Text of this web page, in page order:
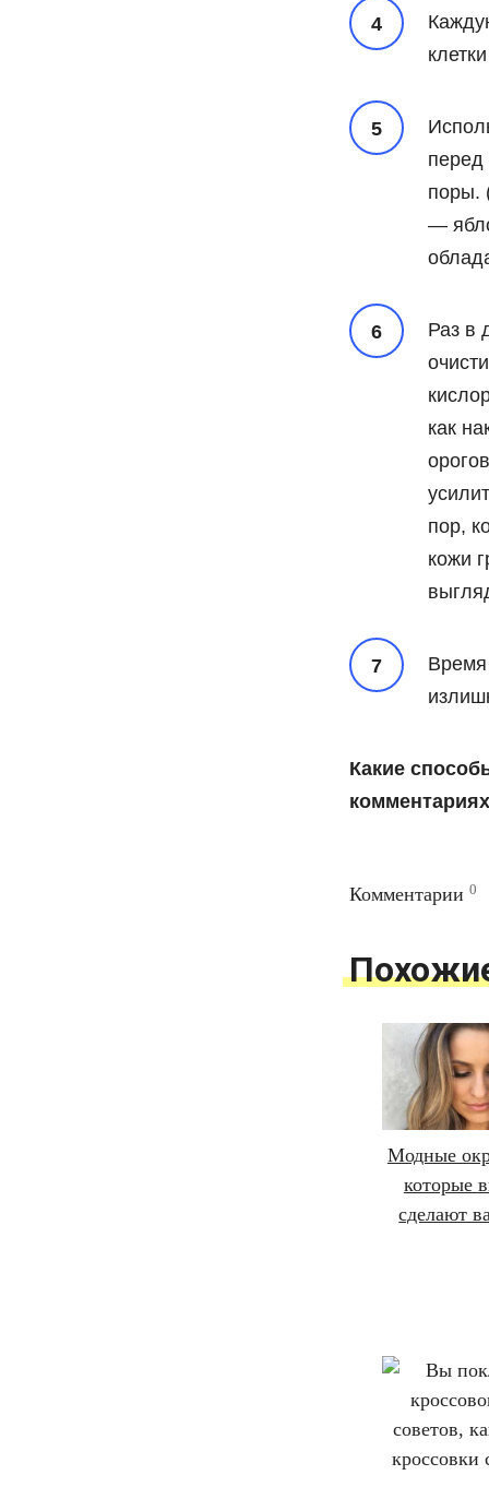
перед
поры.
—
Раз в
как
пор,
кожи
Время
Какие
Комментарии 0
Модные
которые
сделают